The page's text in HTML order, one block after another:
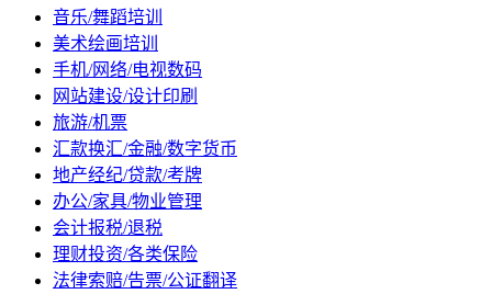
音乐/舞蹈培训
美术绘画培训
手机/网络/电视数码
网站建设/设计印刷
旅游/机票
汇款换汇/金融/数字货币
地产经纪/贷款/考牌
办公/家具/物业管理
会计报税/退税
理财投资/各类保险
法律索赔/告票/公证翻译